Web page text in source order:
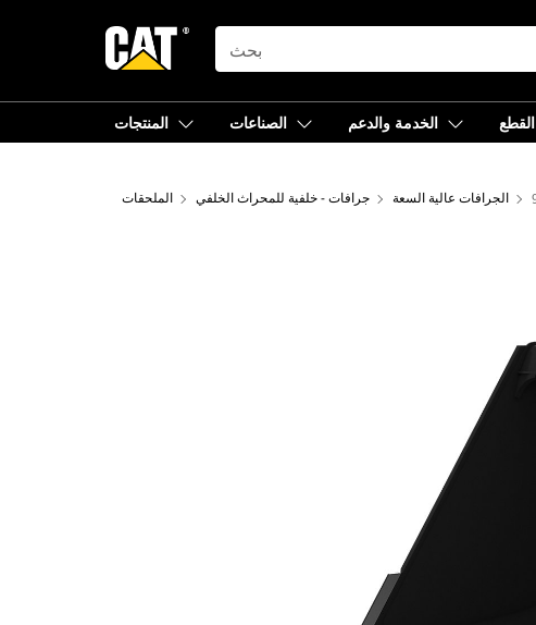
SEARCH
المنتجات الصناعات الخدمة والدعم القطع
الملحقات جرافات - خلفية للمحراث الخلفي الجرافات عالية السعة